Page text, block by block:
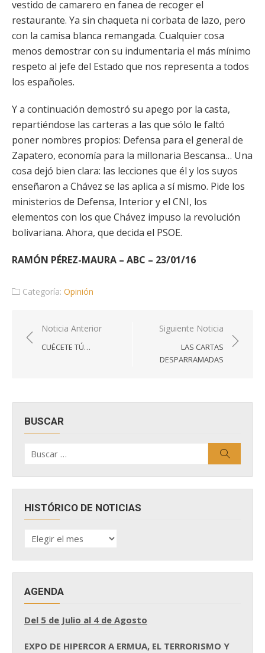
vestido de camarero en fanea de recoger el
restaurante. Ya sin chaqueta ni corbata de lazo, pero
con la camisa blanca remangada. Cualquier cosa
menos demostrar con su indumentaria el más mínimo
respeto al jefe del Estado que nos representa a todos
los españoles.
Y a continuación demostró su apego por la casta,
repartiéndose las carteras a las que sólo le faltó
poner nombres propios: Defensa para el general de
Zapatero, economía para la millonaria Bescansa… Una
cosa dejó bien clara: las lecciones que él y los suyos
enseñaron a Chávez se las aplica a sí mismo. Pide los
ministerios de Defensa, Interior y el CNI, los
elementos con los que Chávez impuso la revolución
bolivariana. Ahora, que decida el PSOE.
RAMÓN PÉREZ-MAURA – ABC – 23/01/16
Categoría: Opinión
Navegación
de
Noticia Anterior
CUÉCETE TÚ…
Siguiente Noticia
LAS CARTAS
DESPARRAMADAS
BUSCAR
por:
HISTÓRICO DE NOTICIAS
HISTÓRICO
DE
AGENDA
Del 5 de Julio al 4 de Agosto
EXPO DE HIPERCOR A ERMUA, EL TERRORISMO Y